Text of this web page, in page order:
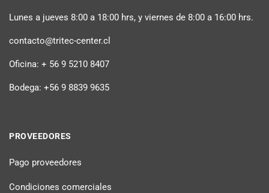
Lunes a jueves 8:00 a 18:00 hrs, y viernes de 8:00 a 16:00 hrs.
contacto@tritec-center.cl
Oficina: + 56 9 5210 8407
Bodega: +56 9 8839 9635
PROVEEDORES
Pago proveedores
Condiciones comerciales